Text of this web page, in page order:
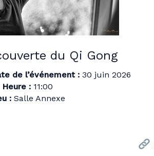
du Qi Gong
de l’événement : 30 juin 2026
Heure : 11:00
: Salle Annexe